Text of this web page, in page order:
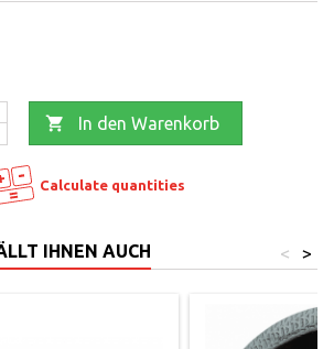
 In den Warenkorb
Calculate quantities
IHNEN AUCH >
<